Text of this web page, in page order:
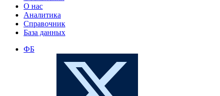
О нас
Аналитика
Справочник
База данных
ФБ